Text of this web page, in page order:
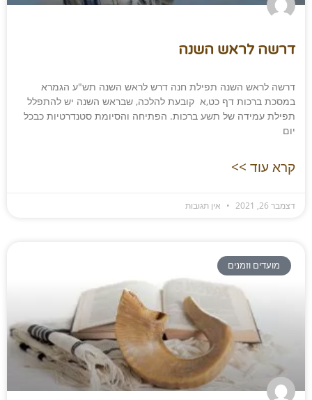
דרשה לראש השנה
דרשה לראש השנה תפילת חנה דרש לראש השנה תש"ע הגמרא
במסכת ברכות דף כט,א קובעת להלכה, שבראש השנה יש להתפלל
תפילת עמידה של תשע ברכות. הפתיחה והסיומת סטנדרטיות כבכל
יום
קרא עוד >>
דצמבר 26, 2021 אין תגובות
מועדים וזמנים